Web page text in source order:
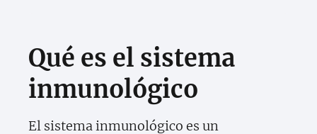
Qué es el sistema
inmunológico
El sistema inmunológico es un